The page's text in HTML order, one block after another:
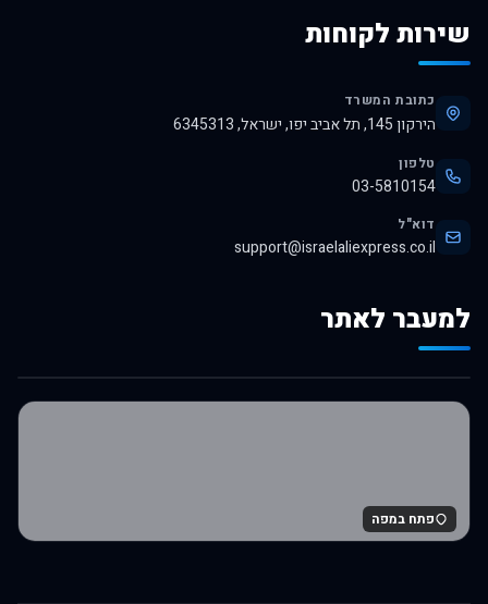
שירות לקוחות
כתובת המשרד
הירקון 145, תל אביב יפו, ישראל, 6345313
טלפון
03-5810154
דוא"ל
support@israelaliexpress.co.il
למעבר לאתר
לרכישה באלי אקספרס
פתח במפה